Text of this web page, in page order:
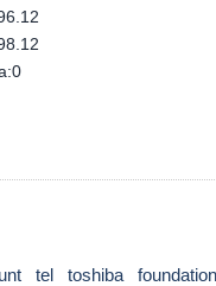
tel toshiba foundation